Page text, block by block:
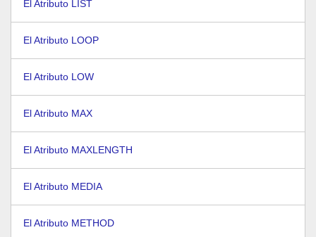
El Atributo LIST
El Atributo LOOP
El Atributo LOW
El Atributo MAX
El Atributo MAXLENGTH
El Atributo MEDIA
El Atributo METHOD